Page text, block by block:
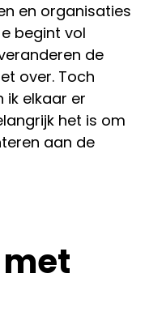
en organisaties
begint vol
de
over. Toch
ik elkaar er
het is om
aan de